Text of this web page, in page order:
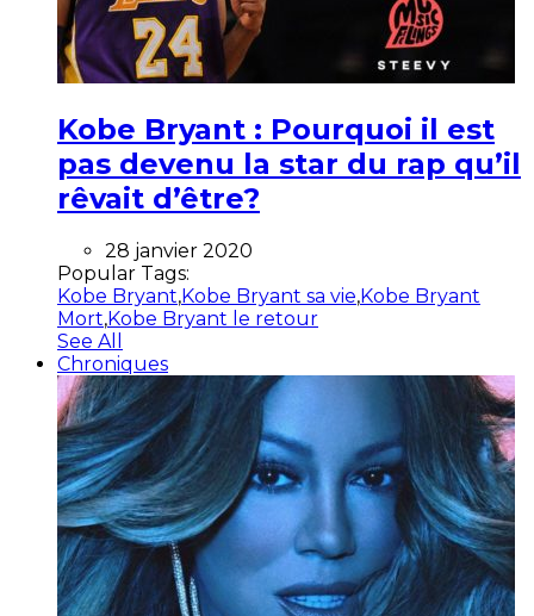
Kobe Bryant : Pourquoi il est
pas devenu la star du rap qu’il
rêvait d’être?
28 janvier 2020
Popular Tags:
Kobe Bryant,Kobe Bryant sa vie,Kobe Bryant
Mort,Kobe Bryant le retour
See All
Chroniques